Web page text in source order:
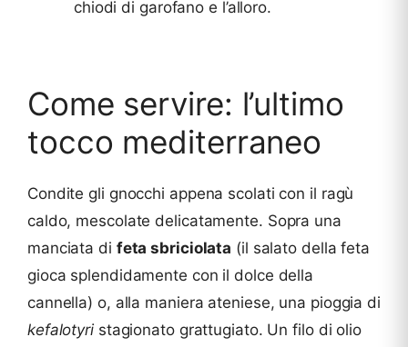
chiodi di garofano e l’alloro.
Come servire: l’ultimo
tocco mediterraneo
Condite gli gnocchi appena scolati con il ragù
caldo, mescolate delicatamente. Sopra una
manciata di feta sbriciolata (il salato della feta
gioca splendidamente con il dolce della
cannella) o, alla maniera ateniese, una pioggia di
kefalotyristagionato grattugiato. Un filo di olio